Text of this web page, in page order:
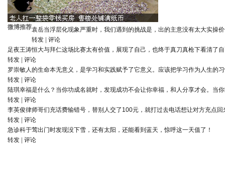
微博推荐袁岳当浮层化现象严重时，我们遇到的挑战是，出的主意没有太大实操
转发
评论
足夜王涛恒大与拜仁这场比赛太有价值，展现了自己，也终于真刀真枪下看清了
转发
评论
罗崇敏人的生命本无意义，是学习和实践赋予了它意义。应该把学习作为人生的
转发
评论
陆琪幸福是什么？当你功成名就时，发现成功不会让你幸福，和人分享才会。当
转发
评论
李英俊律师哥们充话费输错号，替别人交了100元，就打过去电话想让对方充点
转发
评论
急诊科于莺出门时发现没下雪，还有太阳，还能看到蓝天，惊呼这一天值了！
转发
评论